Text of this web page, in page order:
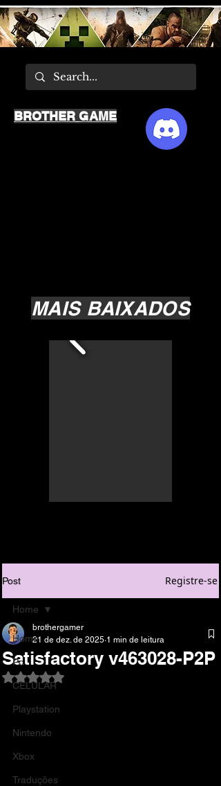
MAIS BAIXADOS
BROTHER GAME
Post Registre-se
Home
Pc
CELULAR
Playstation
Nintendo
Xbox
Traduções
Home
Satisfactory v463028-P2P
brothergamer
21 de dez. de 2025 1 min de leitura
Avaliado com NaN de 5 estrelas.